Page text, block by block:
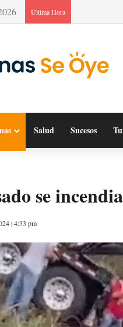
Última Hora
Salud Sucesos
se
| 4:33 pm